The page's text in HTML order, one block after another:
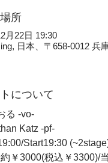
所
月22日 19:30
日本、〒658-0012 兵
について
る -vo-
Katz -pf-
Start19:30
￥3000(税込￥3300)/